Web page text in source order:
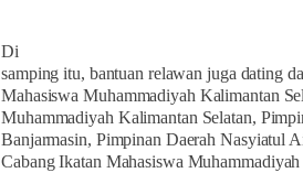
Di
samping itu, bantuan relawan juga dating
Mahasiswa Muhammadiyah Kalimantan
Muhammadiyah Kalimantan Selatan,
Banjarmasin, Pimpinan Daerah Nasyiatul
Cabang Ikatan Mahasiswa